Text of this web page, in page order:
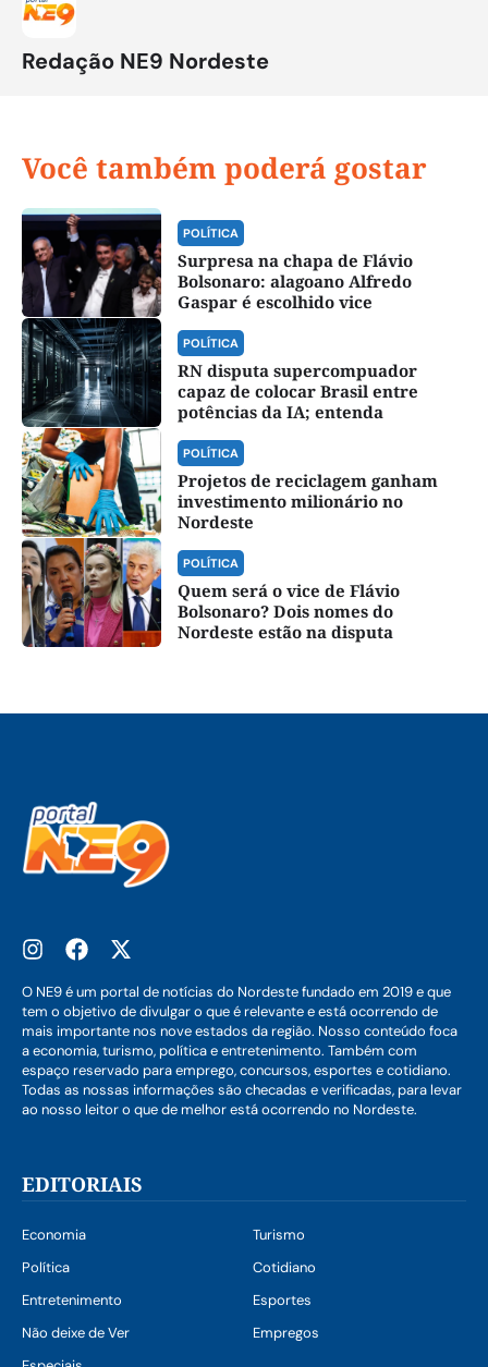
Redação NE9 Nordeste
Você também poderá gostar
POLÍTICA
Surpresa na chapa de Flávio
Bolsonaro: alagoano Alfredo
Gaspar é escolhido vice
POLÍTICA
RN disputa supercompuador
capaz de colocar Brasil entre
potências da IA; entenda
POLÍTICA
Projetos de reciclagem ganham
investimento milionário no
Nordeste
POLÍTICA
Quem será o vice de Flávio
Bolsonaro? Dois nomes do
Nordeste estão na disputa
O NE9 é um portal de notícias do Nordeste fundado em 2019 e que
tem o objetivo de divulgar o que é relevante e está ocorrendo de
mais importante nos nove estados da região. Nosso conteúdo foca
a economia, turismo, política e entretenimento. Também com
espaço reservado para emprego, concursos, esportes e cotidiano.
Todas as nossas informações são checadas e verificadas, para levar
ao nosso leitor o que de melhor está ocorrendo no Nordeste.
EDITORIAIS
Economia
Turismo
Política
Cotidiano
Entretenimento
Esportes
Não deixe de Ver
Empregos